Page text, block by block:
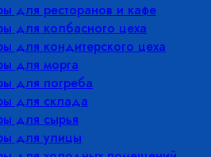
для ресторанов и кафе
для колбасного цеха
для кондитерского цеха
для морга
для погреба
для склада
для сырья
для улицы